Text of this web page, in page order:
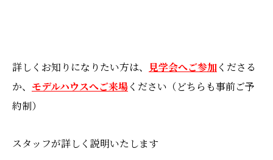
詳しくお知りになりたい方は、 見学会へご参加くださる
か、 モデルハウスへご来場ください（どちらも事前ご予
約制）
スタッフが詳しく説明いたします